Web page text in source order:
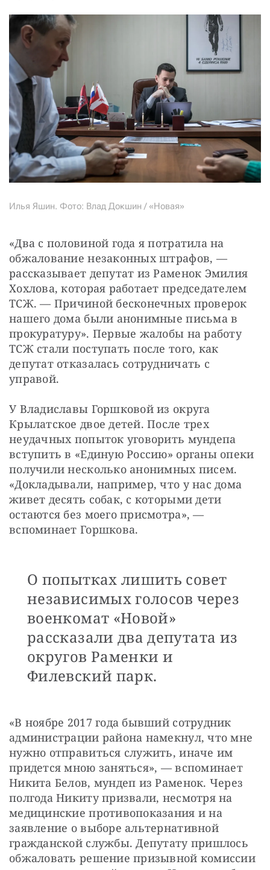
Илья Яшин. Фото: Влад Докшин / «Новая»
«Два с половиной года я потратила на
обжалование незаконных штрафов, —
рассказывает депутат из Раменок Эмилия
Хохлова, которая работает председателем
ТСЖ. — Причиной бесконечных проверок
нашего дома были анонимные письма в
прокуратуру». Первые жалобы на работу
ТСЖ стали поступать после того, как
депутат отказалась сотрудничать с
управой.
У Владиславы Горшковой из округа
Крылатское двое детей. После трех
неудачных попыток уговорить мундепа
вступить в «Единую Россию» органы опеки
получили несколько анонимных писем.
«Докладывали, например, что у нас дома
живет десять собак, с которыми дети
остаются без моего присмотра», —
вспоминает Горшкова.
О попытках лишить совет
независимых голосов через
военкомат «Новой»
рассказали два депутата из
округов Раменки и
Филевский парк.
«В ноябре 2017 года бывший сотрудник
администрации района намекнул, что мне
нужно отправиться служить, иначе им
придется мною заняться», — вспоминает
Никита Белов, мундеп из Раменок. Через
полгода Никиту призвали, несмотря на
медицинские противопоказания и на
заявление о выборе альтернативной
гражданской службы. Депутату пришлось
обжаловать решение призывной комиссии